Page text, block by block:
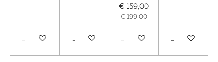
Uitverkocht Uitverkocht
€ 159,00
€ 199,00
Uitverkocht Uitverkocht